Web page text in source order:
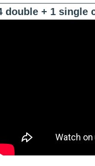
double + 1 single